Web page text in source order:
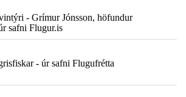
- Grímur Jónsson, höfundur
safni Flugur.is
- úr safni Flugufrétta